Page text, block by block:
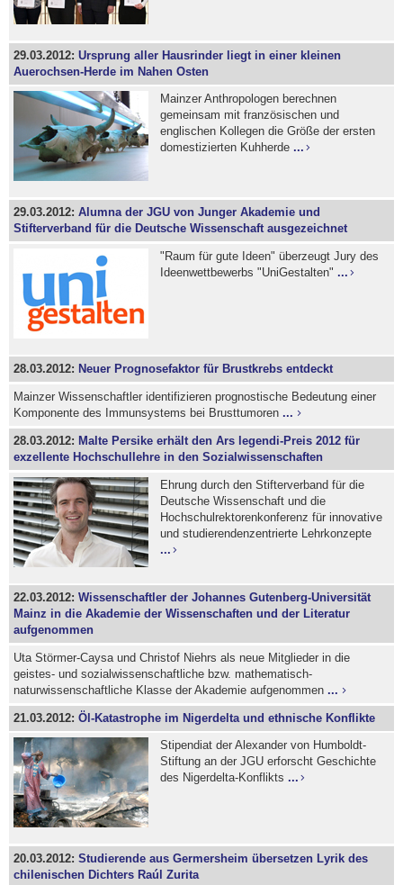
29.03.2012:Ursprung aller Hausrinder liegt in einer kleinen
Auerochsen-Herde im Nahen Osten
Mainzer Anthropologen berechnen
gemeinsam mit französischen und
englischen Kollegen die Größe der ersten
domestizierten Kuhherde ...
29.03.2012:Alumna der JGU von Junger Akademie und
Stifterverband für die Deutsche Wissenschaft ausgezeichnet
"Raum für gute Ideen" überzeugt Jury des
Ideenwettbewerbs "UniGestalten" ...
28.03.2012: Neuer Prognosefaktor für Brustkrebs entdeckt
Mainzer Wissenschaftler identifizieren prognostische Bedeutung einer
Komponente des Immunsystems bei Brusttumoren...
28.03.2012: Malte Persike erhält den Ars legendi-Preis 2012 für
exzellente Hochschullehre in den Sozialwissenschaften
Ehrung durch den Stifterverband für die
Deutsche Wissenschaft und die
Hochschulrektorenkonferenz für innovative
und studierendenzentrierte Lehrkonzepte
...
22.03.2012:Wissenschaftler der Johannes Gutenberg-Universität
Mainz in die Akademie der Wissenschaften und der Literatur
aufgenommen
Uta Störmer-Caysa und Christof Niehrs als neue Mitglieder in die
geistes- und sozialwissenschaftliche bzw. mathematisch-
naturwissenschaftliche Klasse der Akademie aufgenommen...
21.03.2012:Öl-Katastrophe im Nigerdelta und ethnische Konflikte
Stipendiat der Alexander von Humboldt-
Stiftung an der JGU erforscht Geschichte
des Nigerdelta-Konflikts ...
20.03.2012:Studierende aus Germersheim übersetzen Lyrik des
chilenischen Dichters Raúl Zurita